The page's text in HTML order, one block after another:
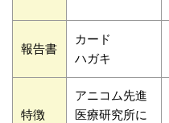
報告書
カード
ハガキ
特徴
アニコム先進
医療研究所に